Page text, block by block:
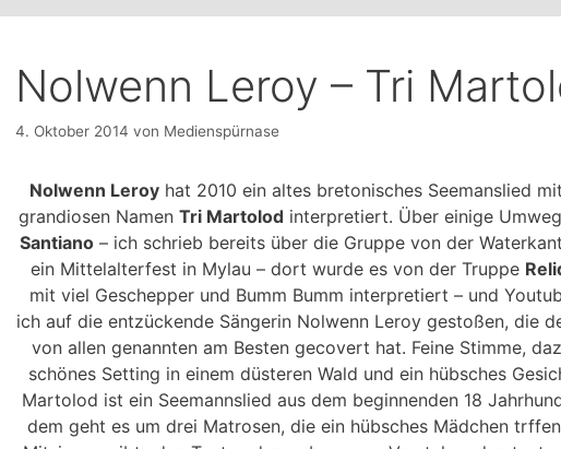
Nolwenn Leroy – Tri
4. Oktober 2014 von Medienspürnase
Nolwenn Leroyhat 2010 ein altes bretonisches Seemanslied
grandiosen Namen Tri Martolod interpretiert. Über einige
Santiano – ich schrieb bereits über die Gruppe von der
ein Mittelalterfest in Mylau – dort wurde es von der Truppe
mit viel Geschepper und Bumm Bumm interpretiert – und
ich auf die entzückende Sängerin Nolwenn Leroy gestoßen, die
von allen genannten am Besten gecovert hat. Feine Stimme,
schönes Setting in einem düsteren Wald und ein hübsches
Martolod ist ein Seemannslied aus dem beginnenden 18
dem geht es um drei Matrosen, die ein hübsches Mädchen